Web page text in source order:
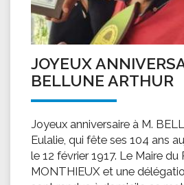
JOYEUX
BELLUNE ARTHUR
Joyeux anniversaire à M.
Eulalie, qui fête ses 104 ans
le 12 février 1917. Le Maire
MONTHIEUX et une